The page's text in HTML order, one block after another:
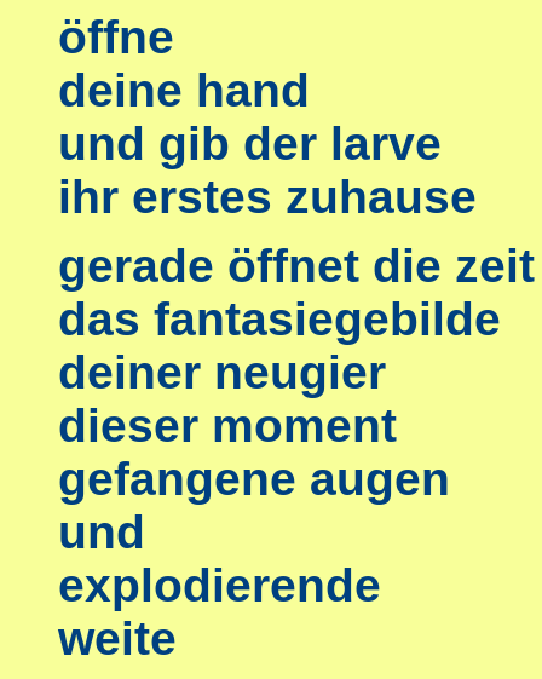
öffne
deine hand
und gib der larve
ihr erstes zuhause
gerade öffnet die zeit
das fantasiegebilde
deiner neugier
dieser moment
gefangene augen
und
explodierende
weite